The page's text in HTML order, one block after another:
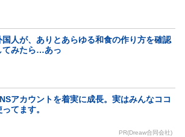
国人が、ありとあらゆる和食の作り方を確認
てみたら…あっ
アカウントを着実に成長。実はみんなココ
ってます。
PR(Dreaw合同会社)